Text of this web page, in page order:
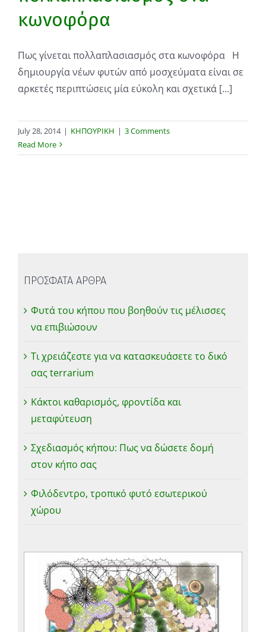
κωνοφόρα
Πως γίνεται πολλαπλασιασμός στα κωνοφόρα Η
δημιουργία νέων φυτών από μοσχεύματα είναι σε
αρκετές περιπτώσεις μία εύκολη και σχετικά [...]
July 28, 2014 | ΚΗΠΟΥΡΙΚΗ | 3 Comments
Read More
ΠΡΟΣΦΑΤΑ ΑΡΘΡΑ
Φυτά του κήπου που βοηθούν τις μέλισσες
να επιβιώσουν
Τι χρειάζεστε για να κατασκευάσετε το δικό
σας terrarium
Κάκτοι καθαρισμός, φροντίδα και
μεταφύτευση
Σχεδιασμός κήπου: Πως να δώσετε δομή
στον κήπο σας
Φιλόδεντρο, τροπικό φυτό εσωτερικού
χώρου